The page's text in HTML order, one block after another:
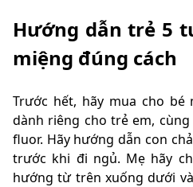
Hướng dẫn trẻ 5
miệng đúng cách
Trước hết, hãy mua cho bé
dành riêng cho trẻ em,
fluor. Hãy hướng dẫn con
trước khi đi ngủ. Mẹ hãy
hướng từ trên xuống dưới